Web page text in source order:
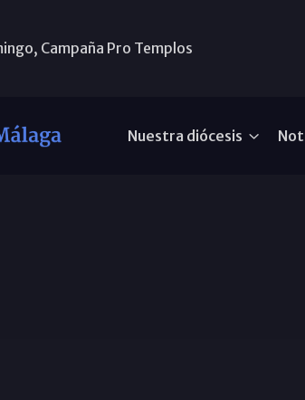
Campaña Pro Templos
Nuestra diócesis